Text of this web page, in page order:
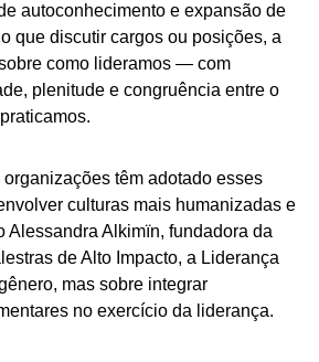
autoconhecimento e expansão de
que discutir cargos ou posições, a
como lideramos — com
plenitude e congruência entre o
têm adotado esses
culturas mais humanizadas e
Alessandra Alkimïn, fundadora da
de Alto Impacto, a Liderança
mas sobre integrar
no exercício da liderança.